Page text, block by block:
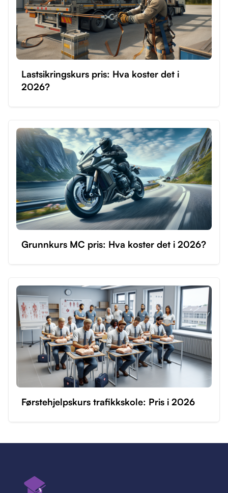
Lastsikringskurs pris: Hva koster det i
2026?
Grunnkurs MC pris: Hva koster det i 2026?
Førstehjelpskurs trafikkskole: Pris i 2026